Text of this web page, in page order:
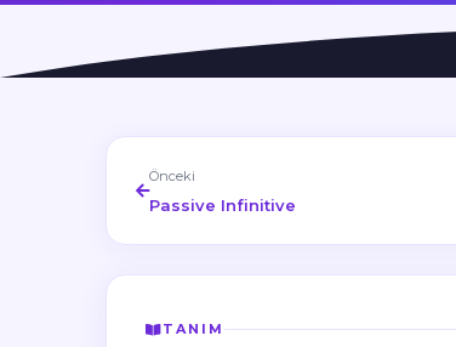
Önceki
Passive Infinitive
TANIM